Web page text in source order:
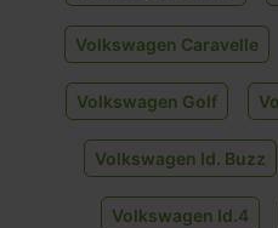
Volkswagen Caravelle
Volkswagen Golf
Volkswagen Id. Buzz
Volkswagen Id.4